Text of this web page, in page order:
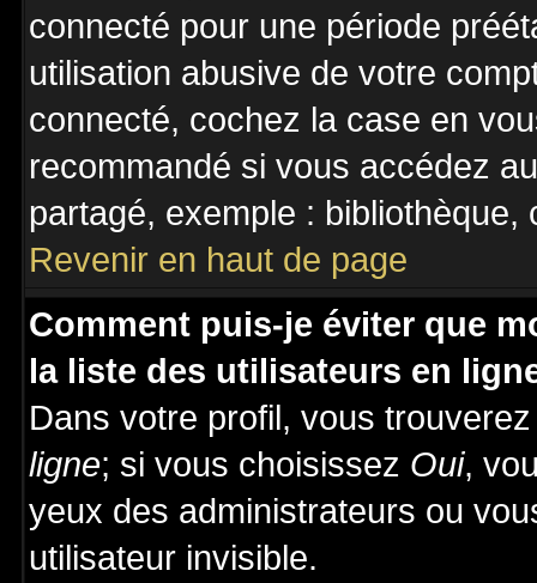
connecté pour une période
utilisation abusive de votre
connecté, cochez la case en
recommandé si vous accédez
partagé, exemple :
Revenir en haut de page
Comment puis-je éviter que
la liste des utilisateurs en
Dans votre profil, vous
ligne; si vous choisissez Oui,
yeux des administrateurs ou
utilisateur invisible.